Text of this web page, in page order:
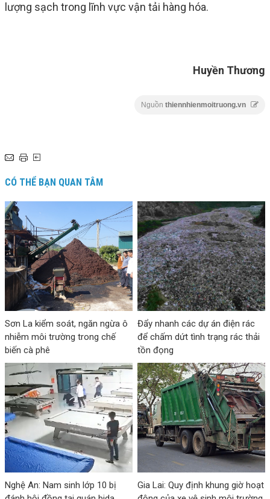
lượng sạch trong lĩnh vực vận tải hàng hóa.
Huyền Thương
Nguồn thiennhienmoitruong.vn
CÓ THỂ BẠN QUAN TÂM
Sơn La kiểm soát, ngăn ngừa ô
nhiễm môi trường trong chế
biến cà phê
Đẩy nhanh các dự án điện rác
để chấm dứt tình trạng rác thải
tồn đọng
Nghệ An: Nam sinh lớp 10 bị
Gia Lai: Quy định khung giờ hoạt